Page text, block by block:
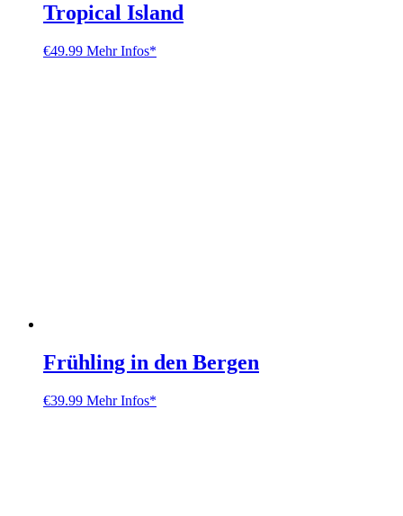
Tropical Island
€49.99 Mehr Infos*
Frühling in den Bergen
€39.99 Mehr Infos*